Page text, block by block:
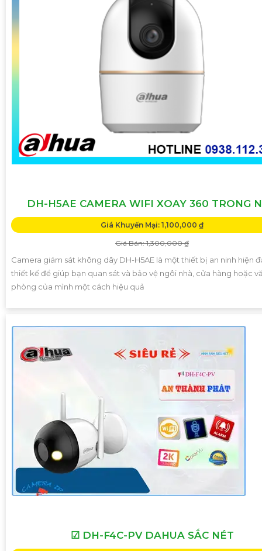
DH-H5AE CAMERA WIFI XOAY 360 TRONG
Giá Khuyến Mại: 1,100,000 ₫
Giá Bán: 1,300,000 ₫
Camera giám sát không dây DH-H5AE là một thiết bị an ninh hiện
thiết kế để giúp bạn quan sát và bảo vệ ngôi nhà, cửa hàng hoặc
phòng của mình một cách hiệu quả
☑ DH-F4C-PV DAHUA SẮC NÉT